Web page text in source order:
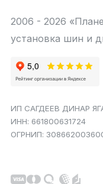
2006 - 2026
установка шин и
ИП САГДЕЕВ ДИНАР
ИНН: 661800631724
ОГРНИП: